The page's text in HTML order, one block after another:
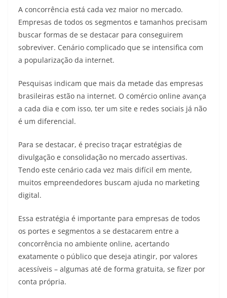
A concorrência está cada vez maior no mercado.
Empresas de todos os segmentos e tamanhos precisam
buscar formas de se destacar para conseguirem
sobreviver. Cenário complicado que se intensifica com
a popularização da internet.
Pesquisas indicam que mais da metade das empresas
brasileiras estão na internet. O comércio online avança
a cada dia e com isso, ter um site e redes sociais já não
é um diferencial.
Para se destacar, é preciso traçar estratégias de
divulgação e consolidação no mercado assertivas.
Tendo este cenário cada vez mais difícil em mente,
muitos empreendedores buscam ajuda no marketing
digital.
Essa estratégia é importante para empresas de todos
os portes e segmentos a se destacarem entre a
concorrência no ambiente online, acertando
exatamente o público que deseja atingir, por valores
acessíveis – algumas até de forma gratuita, se fizer por
conta própria.